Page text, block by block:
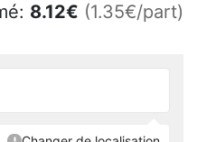
8.12€ (1.35€/part)